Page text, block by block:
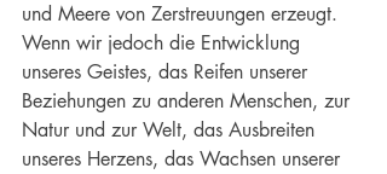
und Meere von Zerstreuungen erzeugt.
Wenn wir jedoch die Entwicklung
unseres Geistes, das Reifen unserer
Beziehungen zu anderen Menschen, zur
Natur und zur Welt, das Ausbreiten
unseres Herzens, das Wachsen unserer